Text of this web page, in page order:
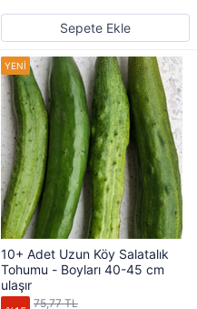
Sepete Ekle
10+ Adet Uzun Köy Salatalık
Tohumu - Boyları 40-45 cm
ulaşır
75,77 TL